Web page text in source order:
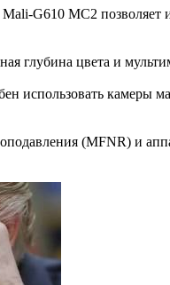
G610 MC2 позволяет
глубина цвета и
использовать камеры
(MFNR) и